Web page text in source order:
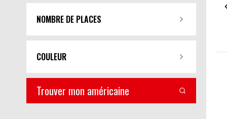
NOMBRE DE PLACES
COULEUR
Trouver mon américaine